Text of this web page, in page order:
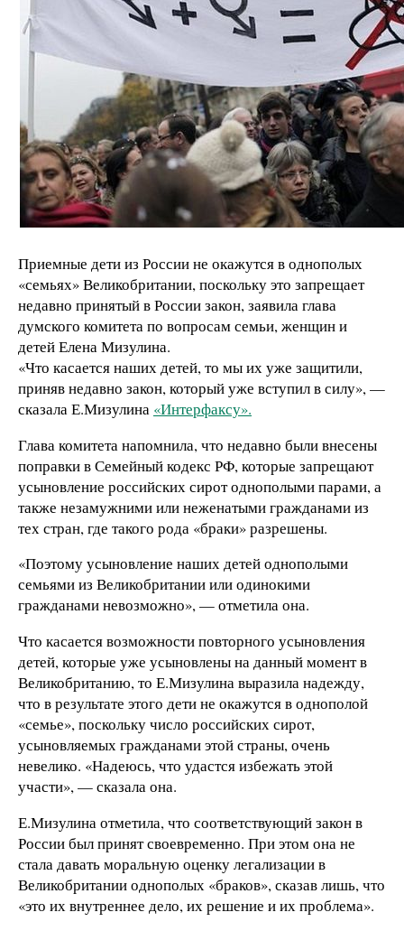
Приемные дети из России не окажутся в однополых
«семьях» Великобритании, поскольку это запрещает
недавно принятый в России закон, заявила глава
думского комитета по вопросам семьи, женщин и
детей Елена Мизулина.
«Что касается наших детей, то мы их уже защитили,
приняв недавно закон, который уже вступил в силу», —
сказала Е.Мизулина «Интерфаксу».
Глава комитета напомнила, что недавно были внесены
поправки в Семейный кодекс РФ, которые запрещают
усыновление российских сирот однополыми парами, а
также незамужними или неженатыми гражданами из
тех стран, где такого рода «браки» разрешены.
«Поэтому усыновление наших детей однополыми
семьями из Великобритании или одинокими
гражданами невозможно», — отметила она.
Что касается возможности повторного усыновления
детей, которые уже усыновлены на данный момент в
Великобританию, то Е.Мизулина выразила надежду,
что в результате этого дети не окажутся в однополой
«семье», поскольку число российских сирот,
усыновляемых гражданами этой страны, очень
невелико. «Надеюсь, что удастся избежать этой
участи», — сказала она.
Е.Мизулина отметила, что соответствующий закон в
России был принят своевременно. При этом она не
стала давать моральную оценку легализации в
Великобритании однополых «браков», сказав лишь, что
«это их внутреннее дело, их решение и их проблема».